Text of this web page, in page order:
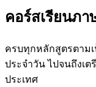
คอร์สเรียนภา
ครบทุกหลักสูตรตาม
ประจำวัน ไปจนถึงเ
ประเทศ